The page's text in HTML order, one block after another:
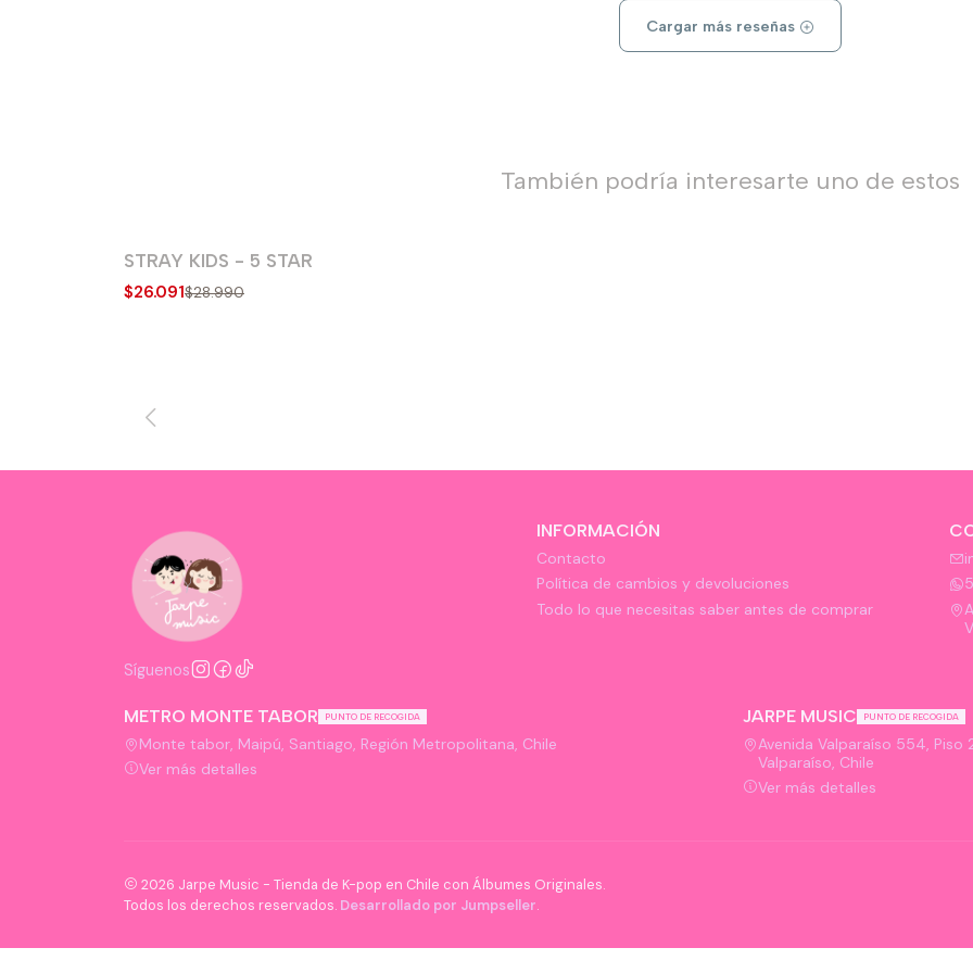
Cargar más reseñas
También podría interesarte uno de estos
-10% OFF
STRAY KIDS - 5 STAR
$26.091$28.990
Síguenos
INFORMACIÓN
Contacto
Política de cambios y devoluciones
Todo lo que necesitas saber antes de comprar
METRO MONTE TABOR PUNTO DE RECOGIDA
Monte tabor, Maipú, Santiago, Región Metropolitana, Chile
Ver más detalles
JARPE MUSIC PUNTO DE RECOGIDA
Avenida Valparaíso 554, Piso
Valparaíso, Chile
Ver más detalles
2026 Jarpe Music - Tienda de K-pop en Chile con Álbumes Originales.
Todos los derechos reservados. Desarrollado por Jumpseller.